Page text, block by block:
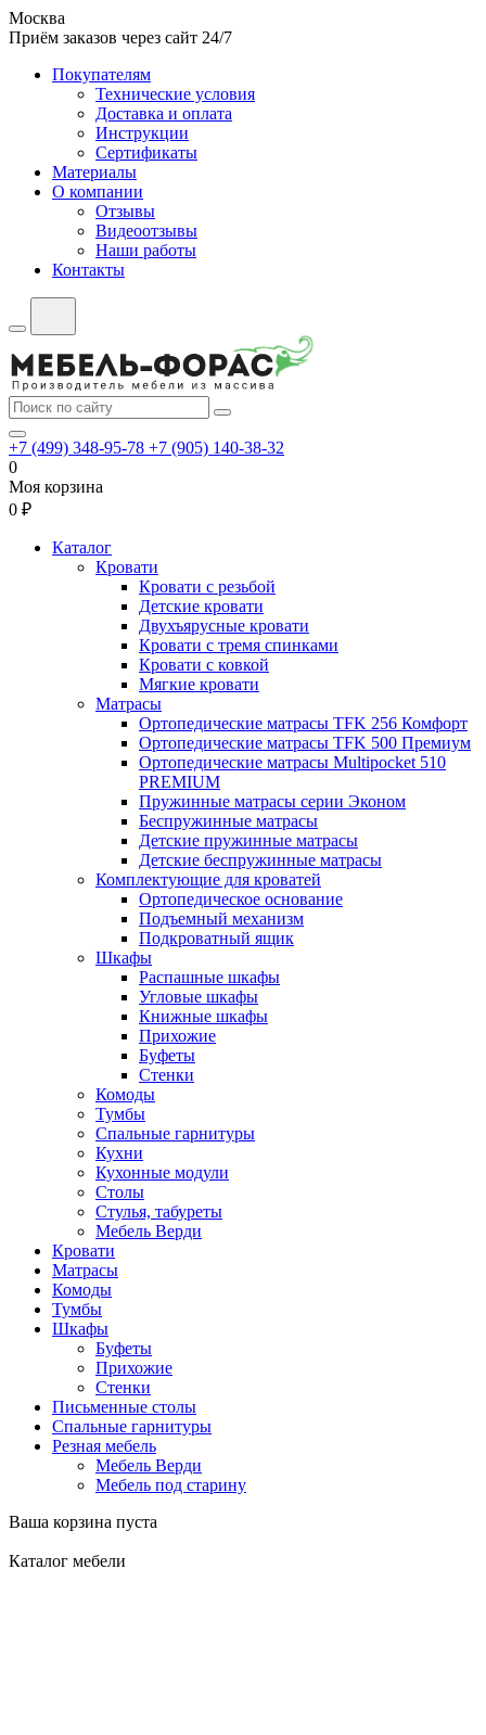
Москва
Приём заказов через сайт 24/7
Покупателям
Технические условия
Доставка и оплата
Инструкции
Сертификаты
Материалы
О компании
Отзывы
Видеоотзывы
Наши работы
Контакты
+7 (499) 348-95-78 +7 (905) 140-38-32
0
Моя корзина
0 ₽
Каталог
Кровати
Кровати с резьбой
Детские кровати
Двухъярусные кровати
Кровати с тремя спинками
Кровати с ковкой
Мягкие кровати
Матрасы
Ортопедические матрасы TFK 256 Комфорт
Ортопедические матрасы TFK 500 Премиум
Ортопедические матрасы Multipocket 510
PREMIUM
Пружинные матрасы серии Эконом
Беспружинные матрасы
Детские пружинные матрасы
Детские беспружинные матрасы
Комплектующие для кроватей
Ортопедическое основание
Подъемный механизм
Подкроватный ящик
Шкафы
Распашные шкафы
Угловые шкафы
Книжные шкафы
Прихожие
Буфеты
Стенки
Комоды
Тумбы
Спальные гарнитуры
Кухни
Кухонные модули
Столы
Стулья, табуреты
Мебель Верди
Кровати
Матрасы
Комоды
Тумбы
Шкафы
Буфеты
Прихожие
Стенки
Письменные столы
Спальные гарнитуры
Резная мебель
Мебель Верди
Мебель под старину
Ваша корзина пуста
Каталог мебели